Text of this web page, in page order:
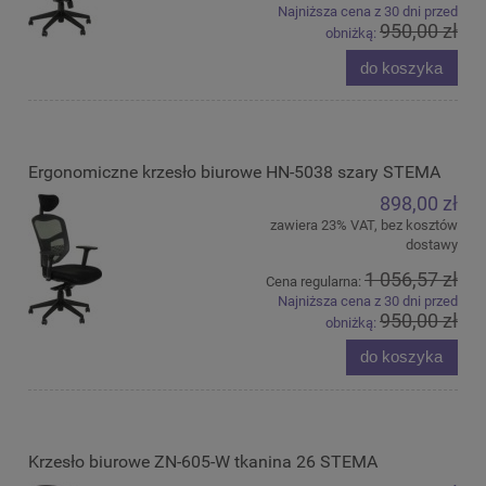
Najniższa cena z 30 dni przed
obniżką: 950,00 zł
do koszyka
Ergonomiczne krzesło biurowe HN-5038 szary STEMA
898,00 zł
zawiera 23% VAT, bez kosztów
dostawy
Cena regularna: 1 056,57 zł
Najniższa cena z 30 dni przed
obniżką: 950,00 zł
do koszyka
Krzesło biurowe ZN-605-W tkanina 26 STEMA